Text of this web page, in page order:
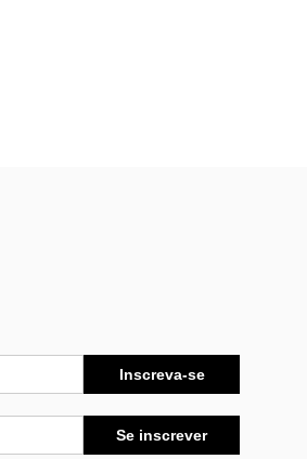
Inscreva-se
Se inscrever